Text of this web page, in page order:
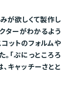
が欲しくて製作し
ターがわかるよう
ットのフォルムや
「ぷにっところろ
、キャッチーさとと
って感じ